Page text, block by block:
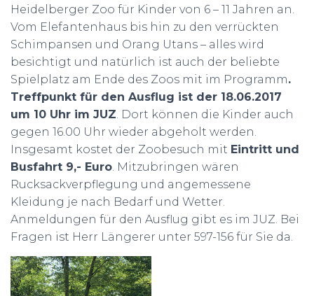
Heidelberger Zoo für Kinder von 6 – 11 Jahren an.
Vom Elefantenhaus bis hin zu den verrückten
Schimpansen und Orang Utans – alles wird
besichtigt und natürlich ist auch der beliebte
Spielplatz am Ende des Zoos mit im Programm.
Treffpunkt für den Ausflug ist der 18.06.2017
um 10 Uhr im JUZ. Dort können die Kinder auch
gegen 16.00 Uhr wieder abgeholt werden.
Insgesamt kostet der Zoobesuch mit Eintritt und
Busfahrt 9,- Euro. Mitzubringen wären
Rucksackverpflegung und angemessene
Kleidung je nach Bedarf und Wetter.
Anmeldungen für den Ausflug gibt es im JUZ. Bei
Fragen ist Herr Längerer unter 597-156 für Sie da.